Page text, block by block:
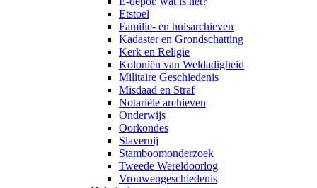
Etstoel
Familie- en huisarchieven
Kadaster en Grondschatting
Kerk en Religie
Koloniën van Weldadigheid
Militaire Geschiedenis
Misdaad en Straf
Notariële archieven
Onderwijs
Oorkondes
Slavernij
Stamboomonderzoek
Tweede Wereldoorlog
Vrouwengeschiedenis